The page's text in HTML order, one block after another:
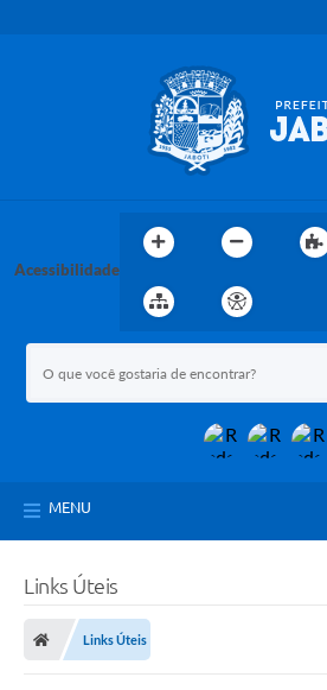
Acessibilidade
MENU
Links Úteis
Links Úteis